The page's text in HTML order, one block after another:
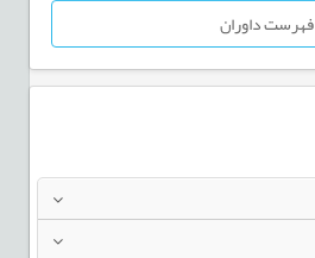
فهرست داوران